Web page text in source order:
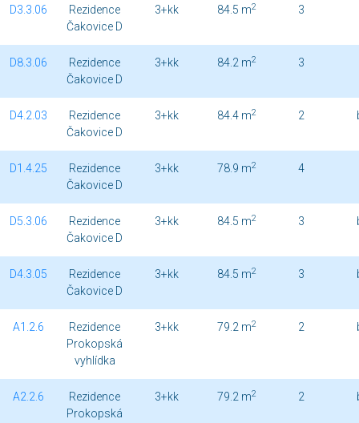
D3.3.06
Rezidence
Čakovice D
3+kk 84.5 m2 3
D8.3.06
Rezidence
Čakovice D
3+kk 84.2 m2 3
D4.2.03
Rezidence
Čakovice D
3+kk 84.4 m2 2
D1.4.25
Rezidence
Čakovice D
3+kk 78.9 m2 4
D5.3.06
Rezidence
Čakovice D
3+kk 84.5 m2 3
D4.3.05
Rezidence
Čakovice D
3+kk 84.5 m2 3
A1.2.6
Rezidence
Prokopská
vyhlídka
3+kk 79.2 m2 2
A2.2.6
Rezidence
Prokopská
3+kk 79.2 m2 2